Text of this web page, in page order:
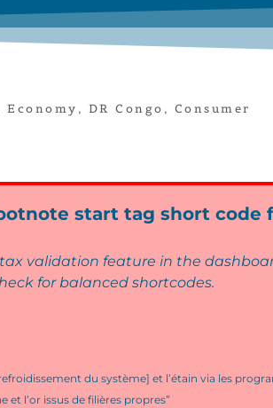
Economy , DR Congo , Consumer
start tag short code
validation feature in the
for balanced shortcodes.
du système] et l’étain via les
l’or issus de filières propres”